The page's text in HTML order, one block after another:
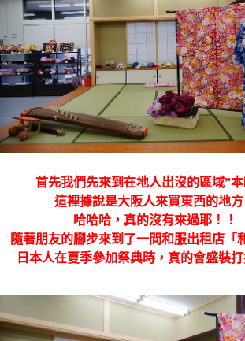
首先我們先來到在地人出沒的區域”本
這裡據說是大阪人來買東西的地方
哈哈哈，真的沒有來過耶！！
隨著朋友的腳步來到了一間和服出租店「
日本人在夏季參加祭典時，真的會盛裝打